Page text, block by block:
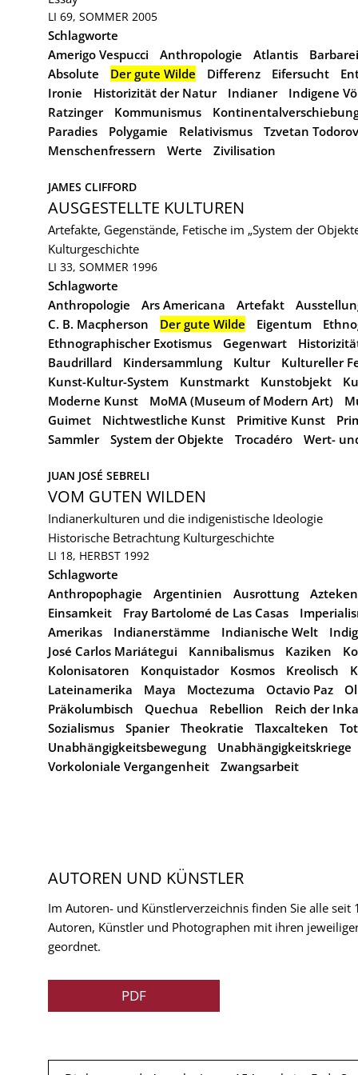
LI 69, SOMMER 2005
Schlagworte
Amerigo Vespucci
Anthropologie Atlantis
Barbarei
Absolute
Der gute Wilde Differenz Eifersucht
Ironie
Historizität der Natur Indianer
Indigene
Ratzinger
Kommunismus
Paradies
Polygamie Relativismus
Tzvetan Todorov
Menschenfressern
Werte Zivilisation
JAMES CLIFFORD
AUSGESTELLTE KULTUREN
Artefakte, Gegenstände, Fetische im „System der
Kulturgeschichte
LI 33, SOMMER 1996
Schlagworte
Anthropologie
Ars Americana Artefakt
C. B. Macpherson
Der gute Wilde Eigentum
Ethnographischer Exotismus
Gegenwart
Baudrillard
Kindersammlung Kultur
Kultureller
Kunst-Kultur-System
Kunstmarkt Kunstobjekt
Moderne Kunst
MoMA (Museum of Modern Art)
Guimet
Nichtwestliche Kunst Primitive Kunst
Sammler
System der Objekte Trocadéro Wert-
JUAN JOSÉ SEBRELI
VOM GUTEN WILDEN
Indianerkulturen und die indigenistische Ideologie
Historische Betrachtung Kulturgeschichte
LI 18, HERBST 1992
Schlagworte
Anthropophagie
Argentinien Ausrottung
Azteken
Einsamkeit
Fray Bartolomé de Las Casas
Amerikas
Indianerstämme Indianische Welt
José Carlos Mariátegui
Kannibalismus Kaziken
Kolonisatoren
Konquistador Kosmos Kreolisch
Lateinamerika
Maya Moctezuma Octavio Paz
Präkolumbisch
Quechua Rebellion
Reich der
Sozialismus
Spanier Theokratie Tlaxcalteken
Unabhängigkeitsbewegung
Unabhängigkeitskriege
Vorkoloniale Vergangenheit
Zwangsarbeit
AUTOREN UND KÜNSTLER
Im Autoren- und Künstlerverzeichnis finden Sie alle
Autoren, Künstler und Photographen mit ihren
geordnet.
PDF